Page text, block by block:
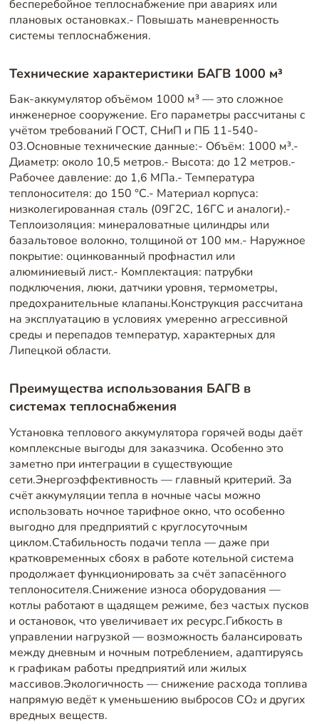
бесперебойное теплоснабжение при авариях или
плановых остановках.- Повышать маневренность
системы теплоснабжения.
Технические характеристики БАГВ 1000 м³
Бак-аккумулятор объёмом 1000 м³ — это сложное
инженерное сооружение. Его параметры рассчитаны с
учётом требований ГОСТ, СНиП и ПБ 11-540-
03.Основные технические данные:- Объём: 1000 м³.-
Диаметр: около 10,5 метров.- Высота: до 12 метров.-
Рабочее давление: до 1,6 МПа.- Температура
теплоносителя: до 150 °C.- Материал корпуса:
низколегированная сталь (09Г2С, 16ГС и аналоги).-
Теплоизоляция: минераловатные цилиндры или
базальтовое волокно, толщиной от 100 мм.- Наружное
покрытие: оцинкованный профнастил или
алюминиевый лист.- Комплектация: патрубки
подключения, люки, датчики уровня, термометры,
предохранительные клапаны.Конструкция рассчитана
на эксплуатацию в условиях умеренно агрессивной
среды и перепадов температур, характерных для
Липецкой области.
Преимущества использования БАГВ в
системах теплоснабжения
Установка теплового аккумулятора горячей воды даёт
комплексные выгоды для заказчика. Особенно это
заметно при интеграции в существующие
сети.Энергоэффективность — главный критерий. За
счёт аккумуляции тепла в ночные часы можно
использовать ночное тарифное окно, что особенно
выгодно для предприятий с круглосуточным
циклом.Стабильность подачи тепла — даже при
кратковременных сбоях в работе котельной система
продолжает функционировать за счёт запасённого
теплоносителя.Снижение износа оборудования —
котлы работают в щадящем режиме, без частых пусков
и остановок, что увеличивает их ресурс.Гибкость в
управлении нагрузкой — возможность балансировать
между дневным и ночным потреблением, адаптируясь
к графикам работы предприятий или жилых
массивов.Экологичность — снижение расхода топлива
напрямую ведёт к уменьшению выбросов CO₂ и других
вредных веществ.